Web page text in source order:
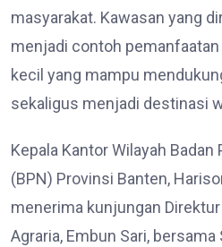
masyarakat. Kawasan yang
menjadi contoh
kecil yang mampu
sekaligus menjadi destinasi
Kepala Kantor Wilayah Badan
(BPN) Provinsi Banten,
menerima kunjungan
Agraria, Embun Sari,